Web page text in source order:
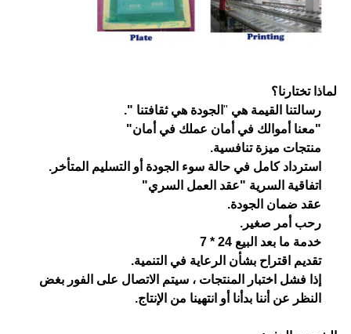
لماذا تختارنا؟
رسالتنا القيمة هي "الجودة هي ثقافتنا ".
"معنا أموالك في أمان عملك في أمان"
منتجات ميزة تنافسية.
استرداد كامل في حالة سوء الجودة أو التسليم المتأخر.
اتفاقية السرية "عقد العمل السري"
عقد ضمان الجودة.
رحب أمر صغير.
خدمة ما بعد البيع 24 * 7
تقديم اقتراح بشأن الرعاية في التنمية.
إذا فشل اختبار المنتجات ، سيتم الاتصال على الفور بغض
النظر عن أننا بدأنا أو انتهينا من الإنتاج.